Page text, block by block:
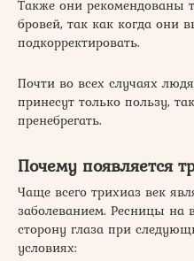
Также они рекомендованы
бровей, так как когда они
подкорректировать.
Почти во всех случаях
принесут только пользу,
пренебрегать.
Почему появляется
Чаще всего трихиаз век
заболеванием. Ресницы на
сторону глаза при
условиях: